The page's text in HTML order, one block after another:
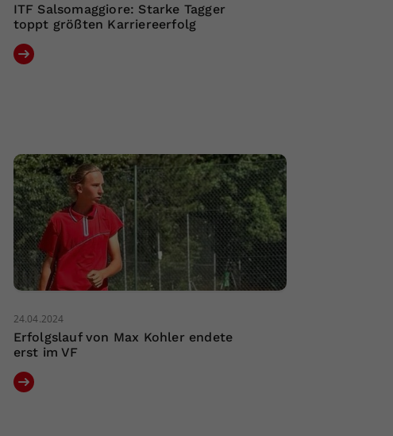
ITF Salsomaggiore: Starke Tagger
toppt größten Karriereerfolg
24.04.2024
Erfolgslauf von Max Kohler endete
erst im VF